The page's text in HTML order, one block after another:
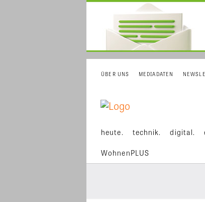
ÜBER UNS MEDIADATEN
heute. technik. digital.
WohnenPLUS